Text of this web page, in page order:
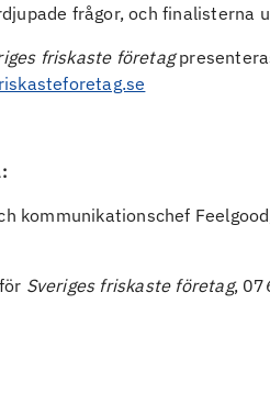
frågor, och finalisterna
friskaste företag
kommunikationschef
Sveriges friskaste företag,